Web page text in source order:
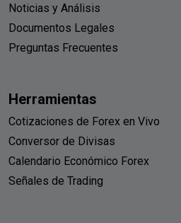
Noticias y Análisis
Documentos Legales
Preguntas Frecuentes
Herramientas
Cotizaciones de Forex en Vivo
Conversor de Divisas
Calendario Económico Forex
Señales de Trading